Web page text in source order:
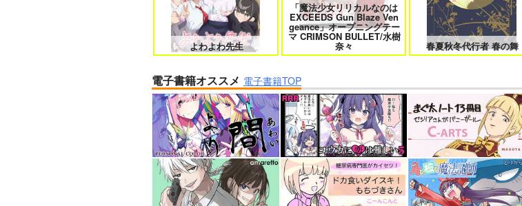
よわよわ先生
「魔法少女リリカルなのは
EXCEEDS Gun Blaze Ven
geance」オープニングテー
マ CRIMSON BULLET/水樹
奈々 春夏秋冬代行者 春の舞
電子書籍オススメ 電子書籍TOP